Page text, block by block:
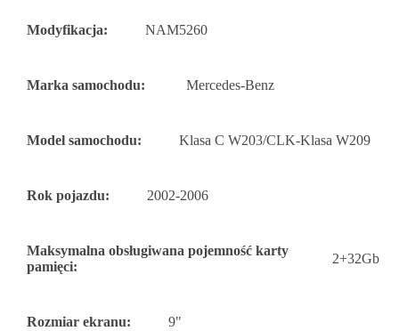
Modyfikacja: NAM5260
Marka samochodu: Mercedes-Benz
Model samochodu: Klasa C W203/CLK-Klasa W209
Rok pojazdu: 2002-2006
Maksymalna obsługiwana pojemność karty
pamięci:
2+32Gb
Rozmiar ekranu: 9"